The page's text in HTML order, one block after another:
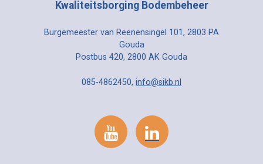
Kwaliteitsborging Bodembeheer
Burgemeester van Reenensingel 101, 2803 PA
Gouda
Postbus 420, 2800 AK Gouda
085-4862450, info@sikb.nl